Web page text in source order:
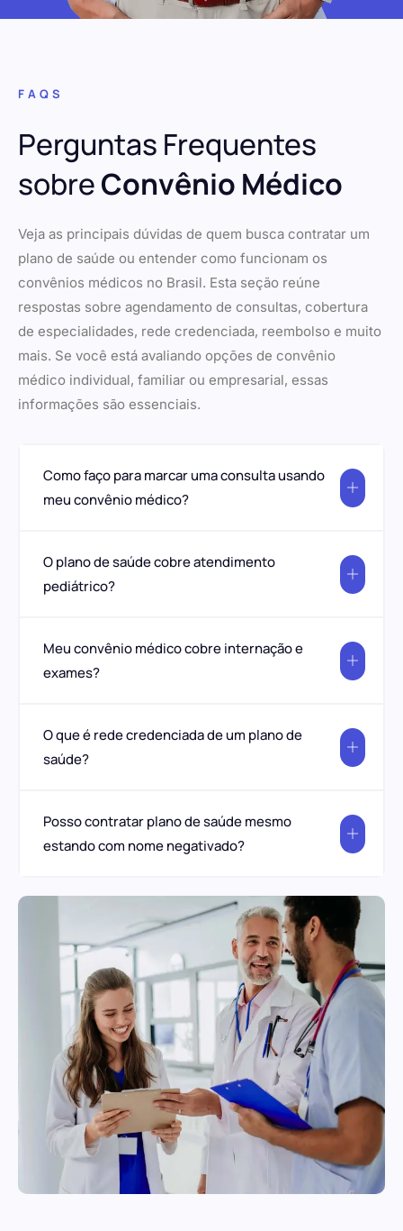
FAQS
Perguntas Frequentes
sobreConvênio Médico
Veja as principais dúvidas de quem busca contratar um
plano de saúde ou entender como funcionam os
convênios médicos no Brasil. Esta seção reúne
respostas sobre agendamento de consultas, cobertura
de especialidades, rede credenciada, reembolso e muito
mais. Se você está avaliando opções de convênio
médico individual, familiar ou empresarial, essas
informações são essenciais.
Como faço para marcar uma consulta usando
meu convênio médico?
O plano de saúde cobre atendimento
pediátrico?
Meu convênio médico cobre internação e
exames?
O que é rede credenciada de um plano de
saúde?
Posso contratar plano de saúde mesmo
estando com nome negativado?